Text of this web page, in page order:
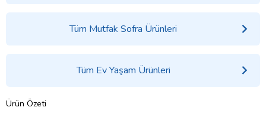
Tüm Mutfak Sofra Ürünleri
Tüm Ev Yaşam Ürünleri
Ürün Özeti